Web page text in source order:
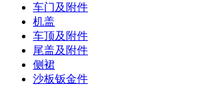
车门及附件
机盖
车顶及附件
尾盖及附件
侧裙
沙板钣金件